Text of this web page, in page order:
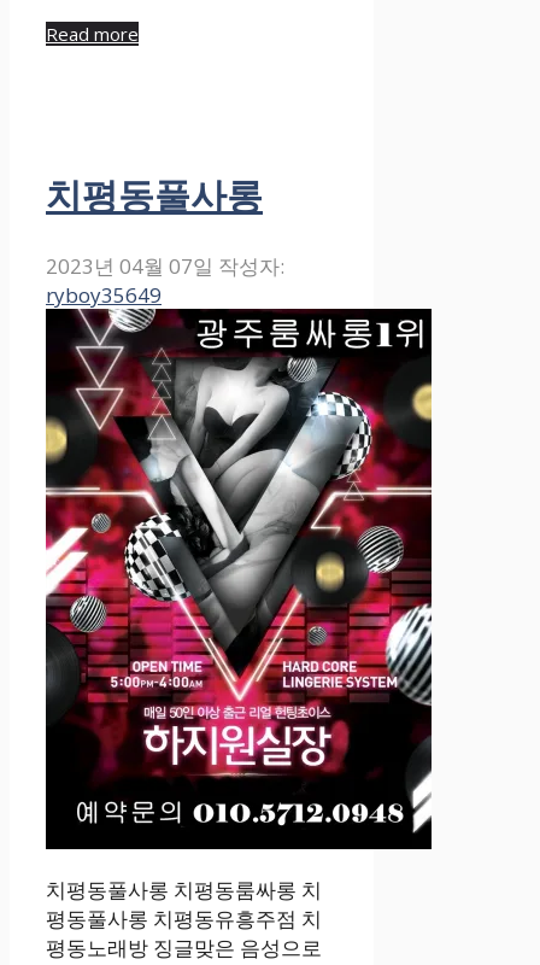
Read more
치평동풀사롱
2023년 04월 07일 작성자:
ryboy35649
치평동풀사롱 치평동룸싸롱 치
평동풀사롱 치평동유흥주점 치
평동노래방 징글맞은 음성으로